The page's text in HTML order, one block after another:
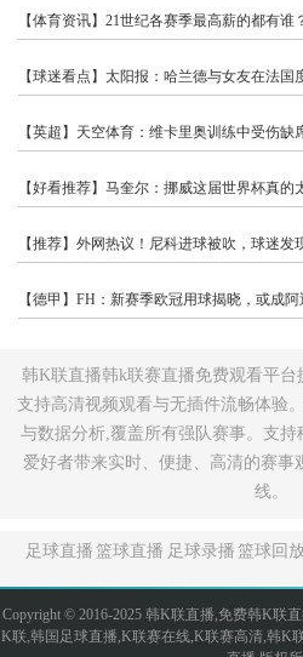
【体育资讯】21世纪各赛季最高薪的都有
【球迷看点】太阳报：哈兰德与女友在法
【英超】天空体育：维卡里奥训练中受伤
【好看推荐】马奎尔：挪威这届世界杯真
【推荐】外网热议！尼科进球被吹，球迷
【德甲】FH：新赛季欧冠用球揭晓，或成
韩K联直播韩k联赛直播免费观看平
支持高清视频观看与无插件流畅体验
与数据分析,覆盖所有强队赛事。支
爱好者带来实时、便捷、高清的赛事
线。
足球直播 篮球直播 足球录播 篮球回放
Copyright © 2016-2025 韩K联直播,免费韩K联
K联,韩国足球直播,K联赛在线,K联赛高清,韩K